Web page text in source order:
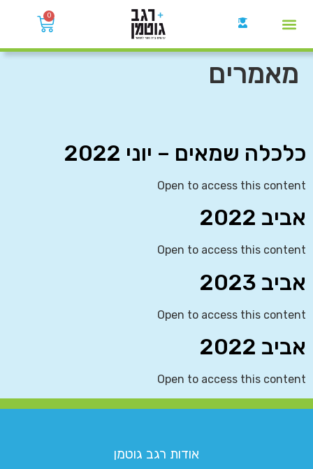
0
מאמרים
כלכלה שמאים – יוני 2022
Open to access this content
אביב 2022
Open to access this content
אביב 2023
Open to access this content
אביב 2022
Open to access this content
אודות רגב גוטמן